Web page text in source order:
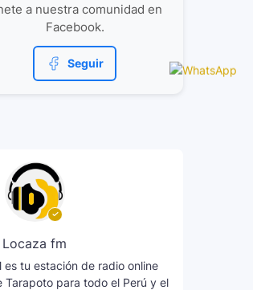
a nuestra comunidad en
Facebook.
Seguir
Locaza fm
es tu estación de radio online
para todo el Perú y el